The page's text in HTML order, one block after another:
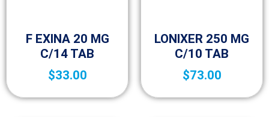
F EXINA 20 MG
C/14 TAB
$33.00
LONIXER 250 MG
C/10 TAB
$73.00